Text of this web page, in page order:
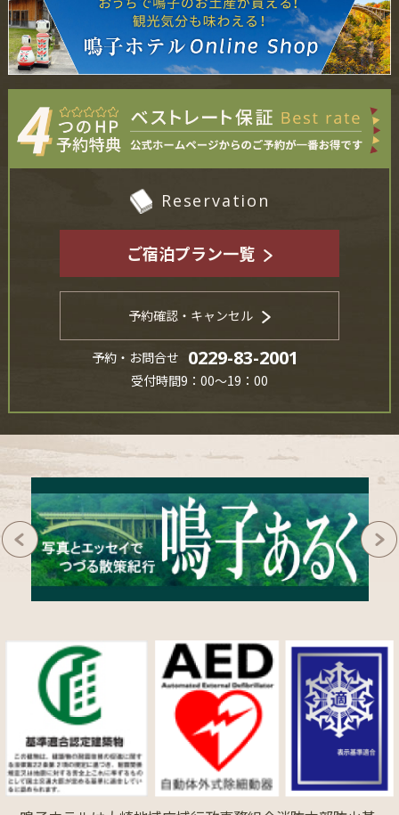
Reservation
ご宿泊プラン一覧
予約確認・キャンセル
予約・お問合せ 0229-83-2001
受付時間9：00～19：00